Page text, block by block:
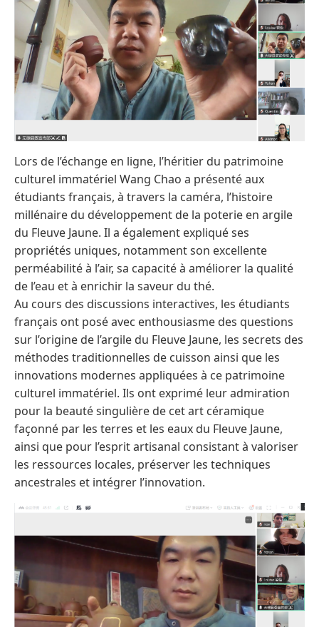
Lors de l’échange en ligne, l’héritier du patrimoine
culturel immatériel Wang Chao a présenté aux
étudiants français, à travers la caméra, l’histoire
millénaire du développement de la poterie en argile
du Fleuve Jaune. Il a également expliqué ses
propriétés uniques, notamment son excellente
perméabilité à l’air, sa capacité à améliorer la qualité
de l’eau et à enrichir la saveur du thé.
Au cours des discussions interactives, les étudiants
français ont posé avec enthousiasme des questions
sur l’origine de l’argile du Fleuve Jaune, les secrets des
méthodes traditionnelles de cuisson ainsi que les
innovations modernes appliquées à ce patrimoine
culturel immatériel. Ils ont exprimé leur admiration
pour la beauté singulière de cet art céramique
façonné par les terres et les eaux du Fleuve Jaune,
ainsi que pour l’esprit artisanal consistant à valoriser
les ressources locales, préserver les techniques
ancestrales et intégrer l’innovation.